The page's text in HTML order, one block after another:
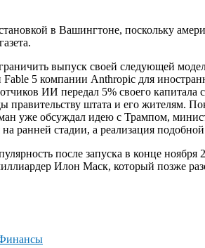
в Вашингтоне, поскольку
выпуск своей следующей
5 компании Anthropic для
ИИ передал 5% своего
штата и его жителям.
уже обсуждал идею с Трампом,
ранней стадии, а реализация
после запуска в конце
Илон Маск, который позже